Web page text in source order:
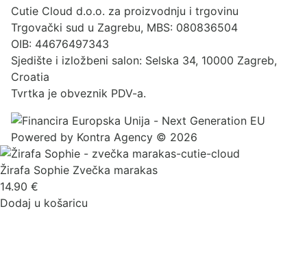
Cutie Cloud d.o.o. za proizvodnju i trgovinu
Trgovački sud u Zagrebu, MBS: 080836504
OIB: 44676497343
Sjedište i izložbeni salon: Selska 34, 10000 Zagreb,
Croatia
Tvrtka je obveznik PDV-a.
Powered by Kontra Agency © 2026
Žirafa Sophie Zvečka marakas
14.90 €
Dodaj u košaricu